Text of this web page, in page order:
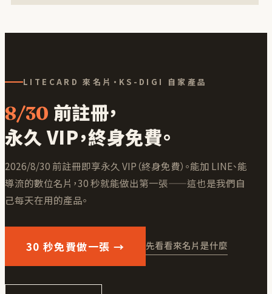
LITECARD 來名片・KS-DIGI 自家產品
8/30 前註冊，
永久 VIP，終身免費。
2026/8/30 前註冊即享永久 VIP（終身免費） 。能加 LINE、能
導流的數位名片，30 秒就能做出第一張——這也是我們自
己每天在用的產品。
30 秒免費做一張 → 先看看來名片是什麼